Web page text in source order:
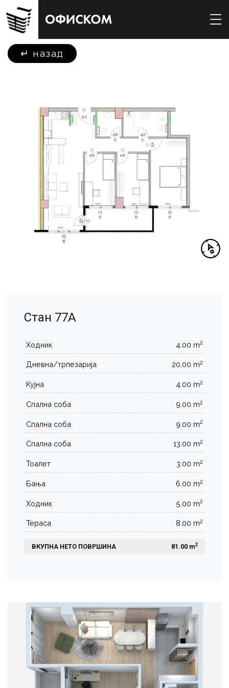
↵ назад
Стан 77А
Ходник 4.00 m2
Дневна/трпезарија 20.00 m2
Кујна 4.00 m2
Спална соба 9.00 m2
Спална соба 9.00 m2
Спална соба 13.00 m2
Тоалет 3.00 m2
Бања 6.00 m2
Ходник 5.00 m2
Тераса 8.00 m2
ВКУПНА НЕТО ПОВРШИНА 81.00 m2